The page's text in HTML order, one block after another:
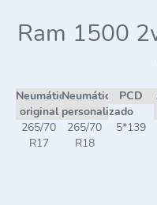
Ram 1500
Neumático
original
Neumático
personalizado
PCD
265/70
R17
265/70
R18
5*139